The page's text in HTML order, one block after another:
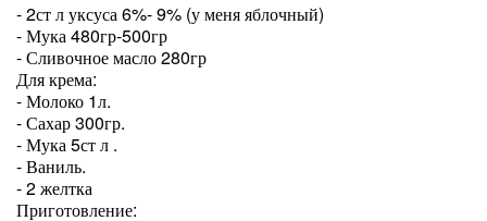
- 2ст л уксуса 6%- 9% (у меня яблочный)
- Мука 480гр-500гр
- Сливочное масло 280гр
Для крема:
- Молоко 1л.
- Сахар 300гр.
- Мука 5ст л .
- Ваниль.
- 2 желтка
Приготовление: